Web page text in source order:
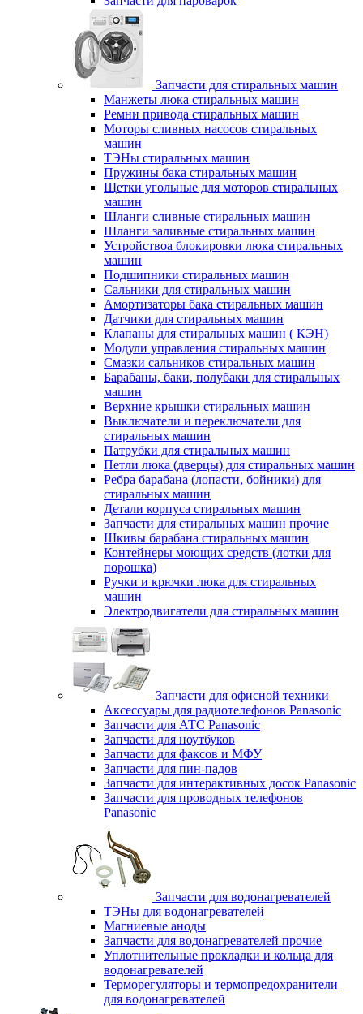
Запчасти для стиральных машин
Манжеты люка стиральных машин
Ремни привода стиральных машин
Моторы сливных насосов стиральных
машин
ТЭНы стиральных машин
Пружины бака стиральных машин
Щетки угольные для моторов стиральных
машин
Шланги сливные стиральных машин
Шланги заливные стиральных машин
Устройствоа блокировки люка стиральных
машин
Подшипники стиральных машин
Сальники для стиральных машин
Амортизаторы бака стиральных машин
Датчики для стиральных машин
Клапаны для стиральных машин ( КЭН)
Модули управления стиральных машин
Смазки сальников стиральных машин
Барабаны, баки, полубаки для стиральных
машин
Верхние крышки стиральных машин
Выключатели и переключатели для
стиральных машин
Патрубки для стиральных машин
Петли люка (дверцы) для стиральных машин
Ребра барабана (лопасти, бойники) для
стиральных машин
Детали корпуса стиральных машин
Запчасти для стиральных машин прочие
Шкивы барабана стиральных машин
Контейнеры моющих средств (лотки для
порошка)
Ручки и крючки люка для стиральных
машин
Электродвигатели для стиральных машин
Запчасти для офисной техники
Аксессуары для радиотелефонов Panasonic
Запчасти для АТС Panasonic
Запчасти для ноутбуков
Запчасти для факсов и МФУ
Запчасти для пин-падов
Запчасти для интерактивных досок Panasonic
Запчасти для проводных телефонов
Panasonic
Запчасти для водонагревателей
ТЭНы для водонагревателей
Магниевые аноды
Запчасти для водонагревателей прочие
Уплотнительные прокладки и кольца для
водонагревателей
Терморегуляторы и термопредохранители
для водонагревателей